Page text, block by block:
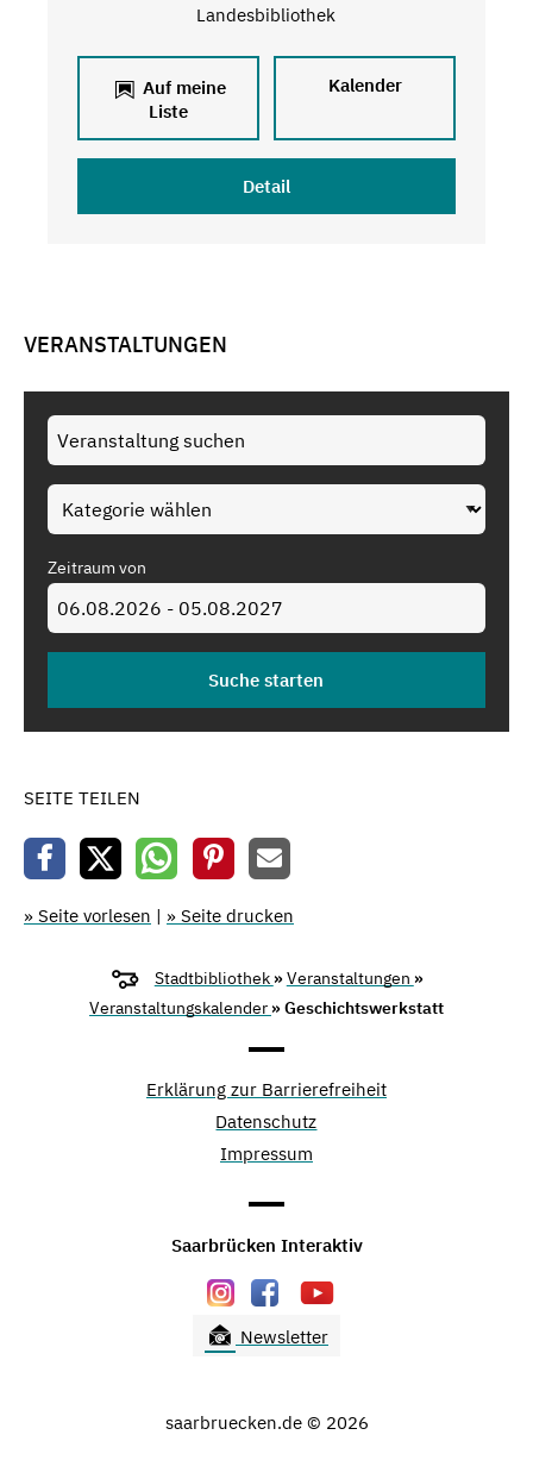
Landesbibliothek
Auf meine
Liste
Kalender
Detail
VERANSTALTUNGEN
Zeitraum von
SEITE TEILEN
» Seite vorlesen | » Seite drucken
Stadtbibliothek »Veranstaltungen »
Veranstaltungskalender » Geschichtswerkstatt
Erklärung zur Barrierefreiheit
Datenschutz
Impressum
Saarbrücken Interaktiv
Newsletter
saarbruecken.de © 2026